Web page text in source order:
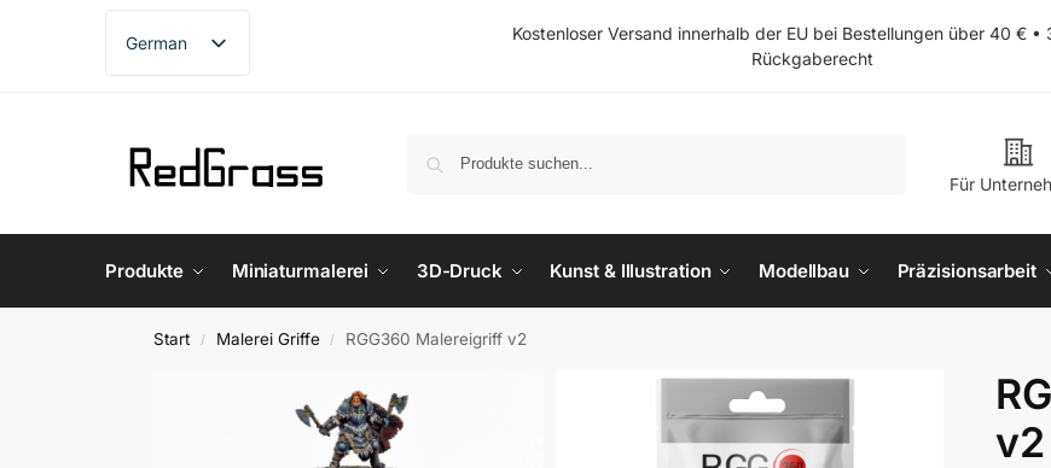
German
English
Spanish
Kostenloser Versand innerhalb der EU bei Bestellungen über 40 € •
Rückgaberecht
Für
Produkte Miniaturmalerei 3D-Druck Kunst & Illustration Modellbau Präzisionsarbeit
Start / Malerei Griffe / RGG360 Malereigriff v2
v2